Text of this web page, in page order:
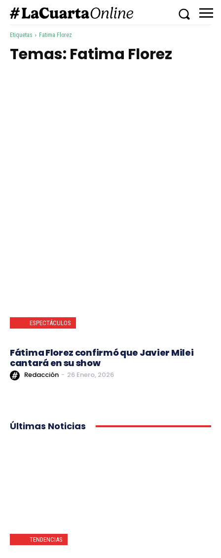
Etiquetas Fatima Florez
Temas: Fatima Florez
ESPECTÁCULOS
Fátima Florez confirmó que Javier Milei
cantará en su show
Redacción - 26 Enero, 2026
Últimas Noticias
TENDENCIAS